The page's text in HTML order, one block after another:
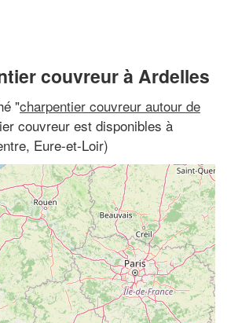
couvreur à Ardelles
"charpentier couvreur autour de
couvreur est disponibles à
Eure-et-Loir)